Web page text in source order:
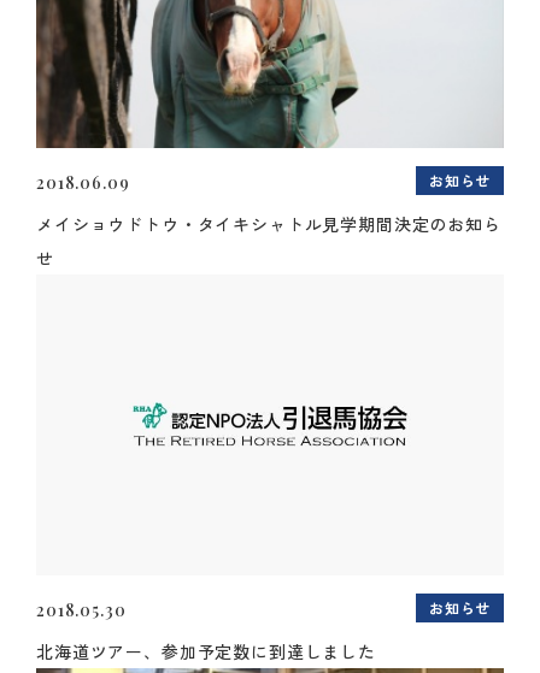
2018.06.09 お知らせ
メイショウドトウ・タイキシャトル見学期間決定のお知ら
せ
2018.05.30 お知らせ
北海道ツアー、参加予定数に到達しました